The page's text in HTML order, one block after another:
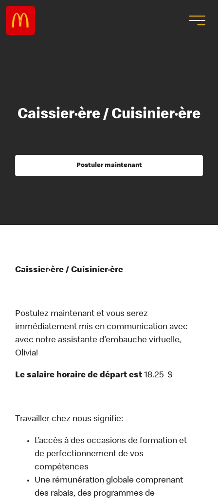
Caissier·ère / Cuisinier·ère
Postuler maintenant
Caissier·ère / Cuisinier·ère
Postulez maintenant et vous serez
immédiatement mis en communication avec
avec notre assistante d’embauche virtuelle,
Olivia!
Le salaire horaire de départ est 18.25 $
Travailler chez nous signifie:
L’accès à des occasions de formation et
de perfectionnement de vos
compétences
Une rémunération globale comprenant
des rabais, des programmes de